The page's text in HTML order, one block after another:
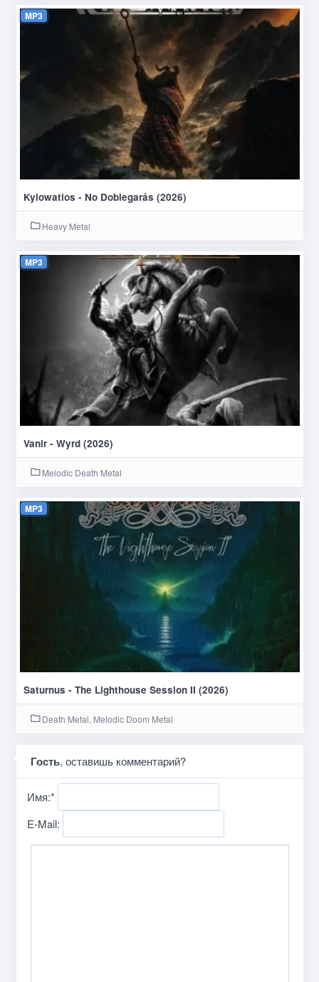
MP3
Kylowatios - No Doblegarás (2026)
Heavy Metal
MP3
Vanir - Wyrd (2026)
Melodic Death Metal
MP3
Saturnus - The Lighthouse Session II (2026)
Death Metal, Melodic Doom Metal
Гость, оставишь комментарий?
Имя:*
E-Mail: